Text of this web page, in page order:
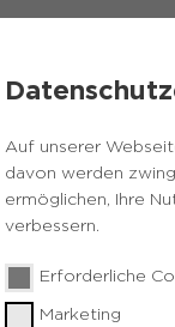
Auf unserer
davon werden
ermöglichen, Ihre
verbessern.
Erforderliche
Marketing